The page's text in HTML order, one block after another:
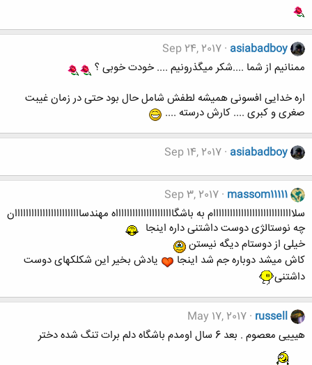
asiabadboy
Sep 24, 2017
ممنانیم از شما ....شکر میگذرونیم .... خودت خوبی ؟
اره خدایی افسونی همیشه لطفش شامل حال بود حتی در زمان غیبت
صغری و کبری .... کارش درسته ....
asiabadboy
Sep 14, 2017
massom11111
Sep 3, 2017
سلااااااااااااااااااااااااااااام به باشگاااااااااااااااااااااه مهندساااااااااااااااااااااااان
چه نوستالژی دوست داشتنی داره اینجا
خیلی از دوستام دیگه نیستن
کاش میشد دوباره جم شد اینجا
یادش بخیر این شکلکهای دوست
داشتنی
russell
May 17, 2017
هیییی معصوم . بعد 6 سال اومدم باشگاه دلم برات تنگ شده دختر